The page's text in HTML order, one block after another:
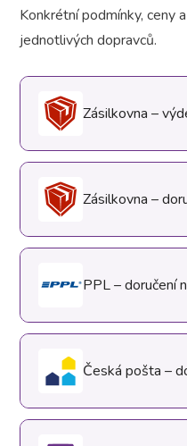
Konkrétní podmínky, ceny
jednotlivých dopravců.
Zásilkovna –
Zásilkovna –
PPL – doručení
Česká pošta –